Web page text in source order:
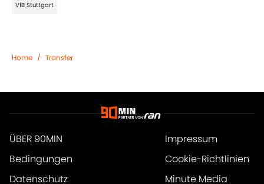
VfB Stuttgart
Home / Transfer
ÜBER 90MIN
Impressum
Bedingungen
Cookie-Richtlinien
Datenschutz
Minute Media